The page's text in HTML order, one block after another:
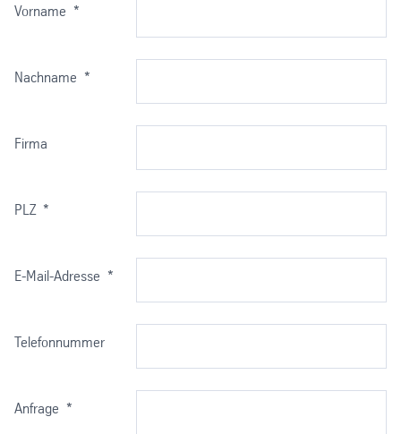
Vorname *
Nachname *
Firma
PLZ *
E-Mail-Adresse *
Telefonnummer
Anfrage *